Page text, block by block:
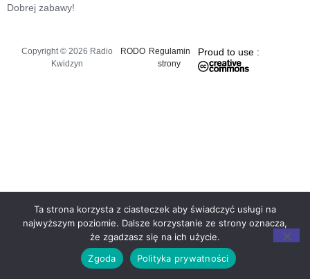
Dobrej zabawy!
Copyright © 2026 Radio
Kwidzyn
RODO Regulamin
strony
Proud to use :
Ta strona korzysta z ciasteczek aby świadczyć usługi na
najwyższym poziomie. Dalsze korzystanie ze strony oznacza,
że zgadzasz się na ich użycie.
Zgoda
Polityka prywatności